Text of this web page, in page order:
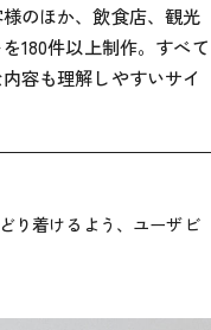
のほか、飲食店、観光
180件以上制作。すべて
容も理解しやすいサイ
り着けるよう、ユーザビ